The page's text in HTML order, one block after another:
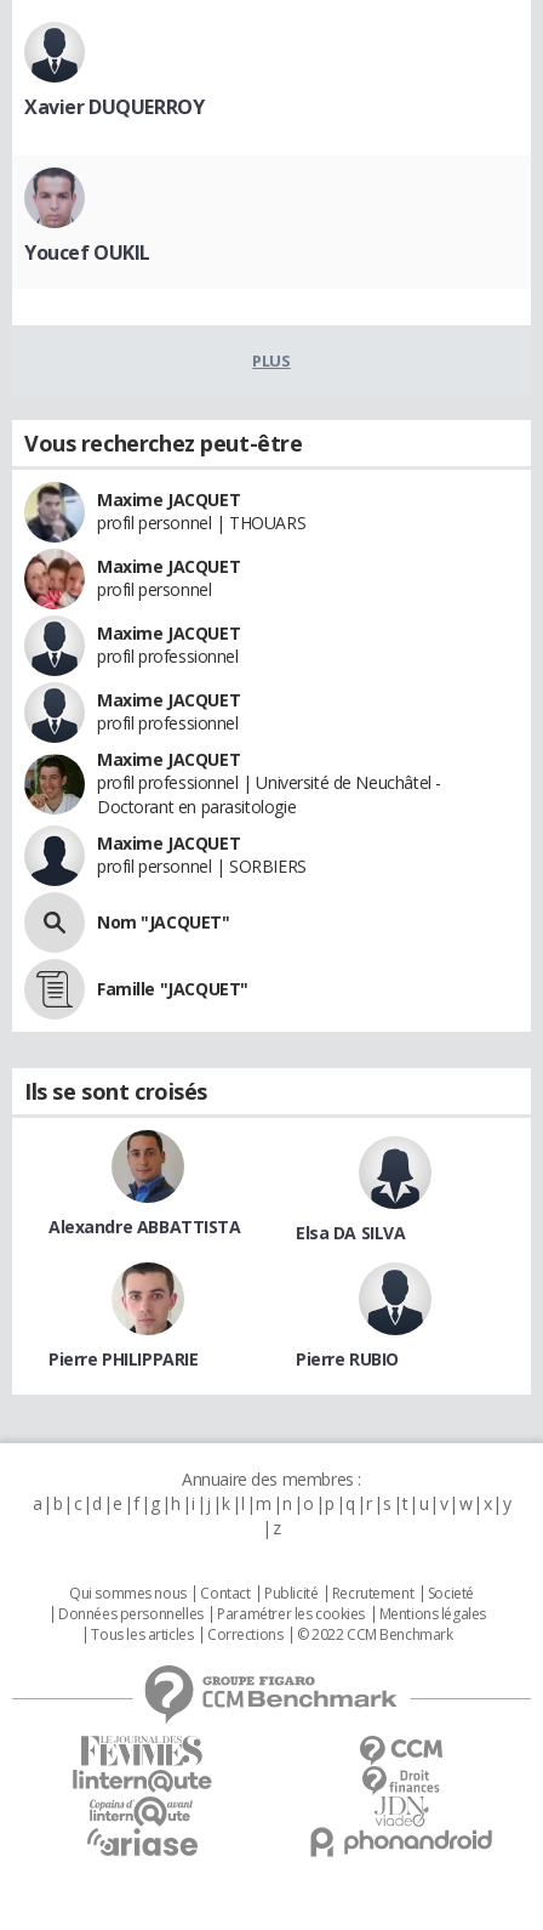
Xavier DUQUERROY
Youcef OUKIL
PLUS
Vous recherchez peut-être
Maxime JACQUET
profil personnel | THOUARS
Maxime JACQUET
profil personnel
Maxime JACQUET
profil professionnel
Maxime JACQUET
profil professionnel
Maxime JACQUET
profil professionnel | Université de Neuchâtel -
Doctorant en parasitologie
Maxime JACQUET
profil personnel | SORBIERS
Nom "JACQUET"
Famille "JACQUET"
Ils se sont croisés
Alexandre ABBATTISTA Elsa DA SILVA
Pierre PHILIPPARIE Pierre RUBIO
Annuaire des membres :
a b c d e f g h i j k l m n o p q r s t u v w x y
z
Qui sommes nous Contact Publicité Recrutement
Societé
Données personnelles
Paramétrer les cookies
Mentions légales
Tous les articles
Corrections © 2022 CCM Benchmark